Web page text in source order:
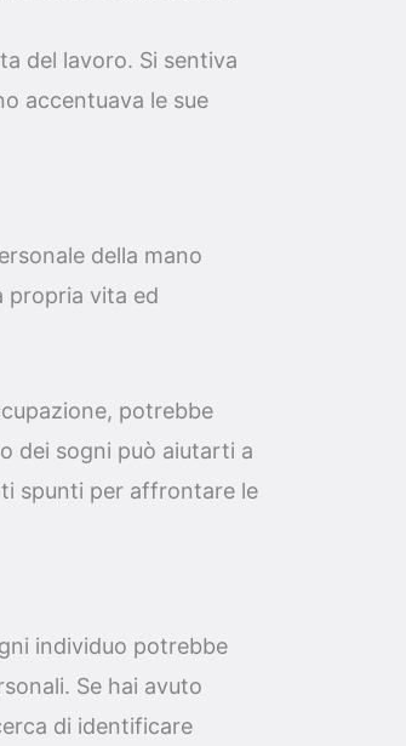
del lavoro. Si sentiva
accentuava le sue
della mano
propria vita ed
potrebbe
dei sogni può aiutarti a
spunti per affrontare le
individuo potrebbe
Se hai avuto
di identificare